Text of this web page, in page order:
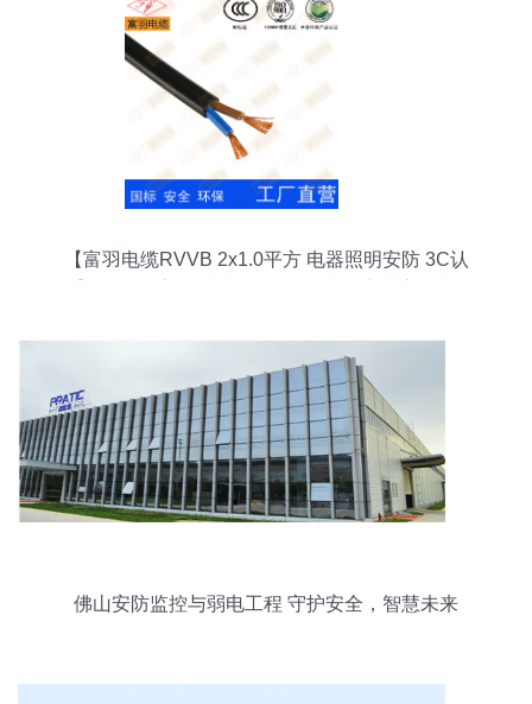
【富羽电缆RVVB 2x1.0平方 电器照明安防 3C认
佛山安防监控与弱电工程 守护安全，智慧未来